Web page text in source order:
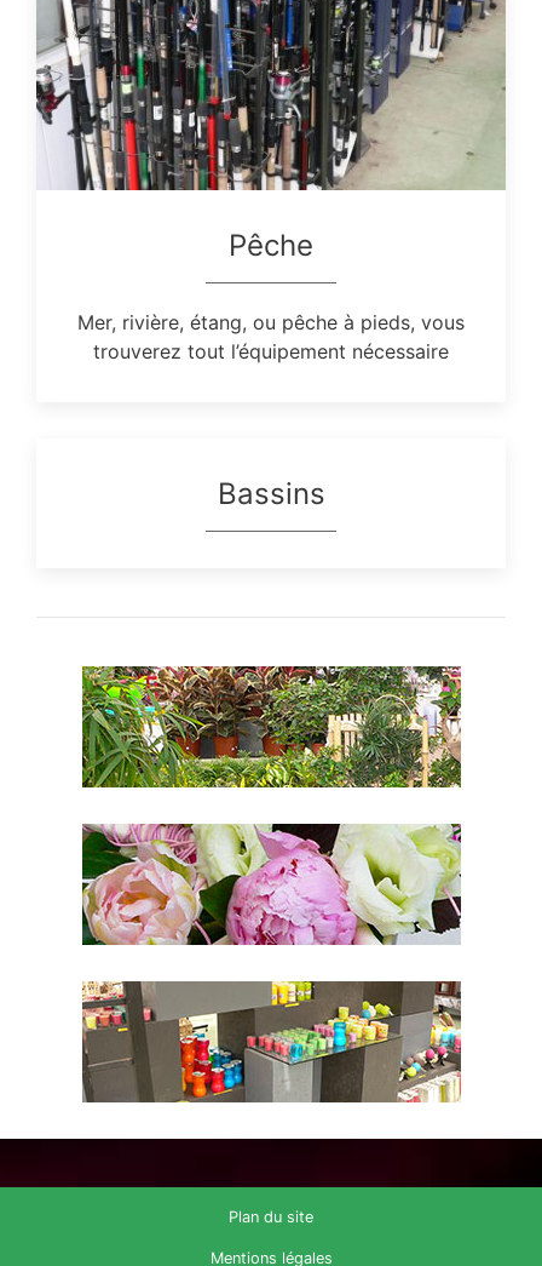
Pêche
Mer, rivière, étang, ou pêche à pieds, vous
trouverez tout l’équipement nécessaire
Bassins
Plan du site
Mentions légales